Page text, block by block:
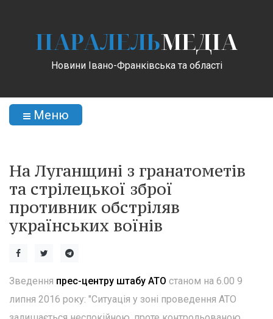
ПАРАЛЕЛЬМЕДІА
Новини Івано-Франківська та області
Меню
На Луганщині з гранатометів
та стрілецької зброї
противник обстріляв
українських воїнів
Зведення прес-центру штабу АТО станом на 6.00 9
липня 2016 року: "Ситуація у зоні проведення АТО